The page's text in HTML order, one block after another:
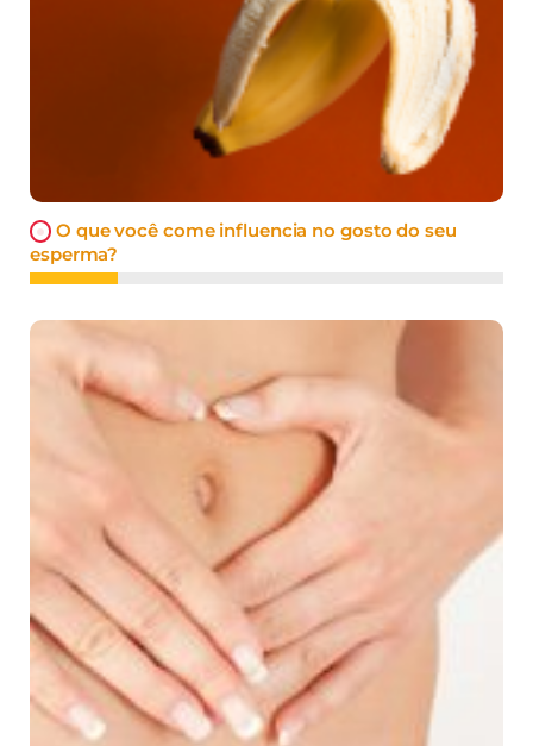
O que você come influencia no gosto do seu
esperma?